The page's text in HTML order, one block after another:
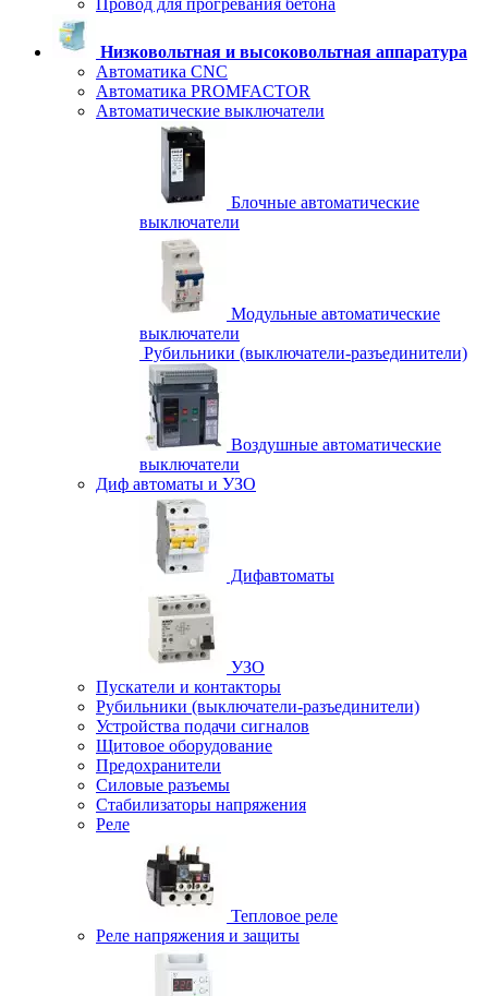
Провод для прогревания бетона
Низковольтная и высоковольтная аппаратура
Автоматика CNC
Автоматика PROMFACTOR
Автоматические выключатели
Блочные автоматические
выключатели
Модульные автоматические
выключатели
Рубильники (выключатели-разъединители)
Воздушные автоматические
выключатели
Диф автоматы и УЗО
Дифавтоматы
УЗО
Пускатели и контакторы
Рубильники (выключатели-разъединители)
Устройства подачи сигналов
Щитовое оборудование
Предохранители
Силовые разъемы
Стабилизаторы напряжения
Реле
Тепловое реле
Реле напряжения и защиты